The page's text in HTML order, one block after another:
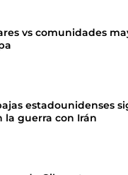
vs comunidades
estadounidenses
guerra con Irán